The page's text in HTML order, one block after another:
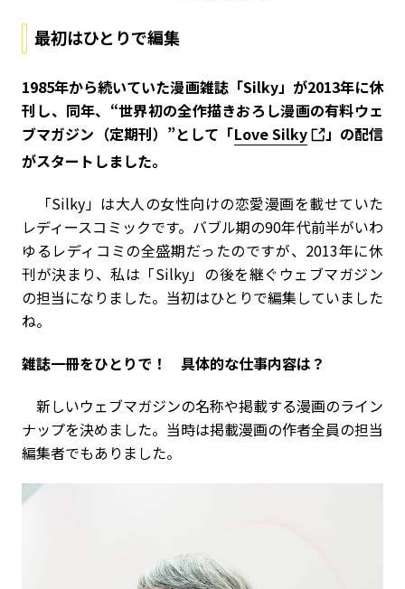
最初はひとりで編集
――1985年から続いていた漫画雑誌「Silky」が2013年に休
刊し、同年、“世界初の全作描きおろし漫画の有料ウェ
ブマガジン（定期刊）”として「Love Silky
」の配信
がスタートしました。
「Silky」は大人の女性向けの恋愛漫画を載せていた
レディースコミックです。バブル期の90年代前半がいわ
ゆるレディコミの全盛期だったのですが、2013年に休
刊が決まり、私は「Silky」の後を継ぐウェブマガジン
の担当になりました。当初はひとりで編集していました
ね。
――雑誌一冊をひとりで！ 具体的な仕事内容は？
新しいウェブマガジンの名称や掲載する漫画のライン
ナップを決めました。当時は掲載漫画の作者全員の担当
編集者でもありました。